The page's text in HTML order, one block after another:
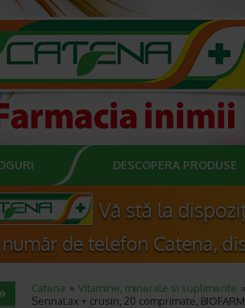
DESCOPERA PRODUSE
Catena Vitamine, minerale si suplimente
SennaLax + crusin, 20 comprimate, BIOFARM